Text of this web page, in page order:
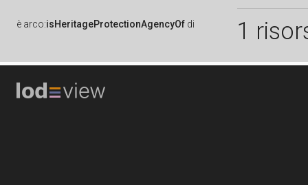
è arco:isHeritageProtectionAgencyOf di 1